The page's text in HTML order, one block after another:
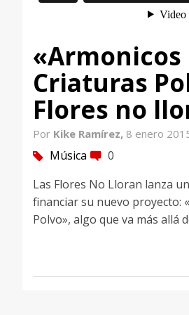
«Armonicos
Criaturas
Flores no
Por Kike Ramírez, 8 enero
tag Música comment 0
Las Flores No Lloran lanza
financiar su nuevo proyecto:
Polvo», algo que va más allá